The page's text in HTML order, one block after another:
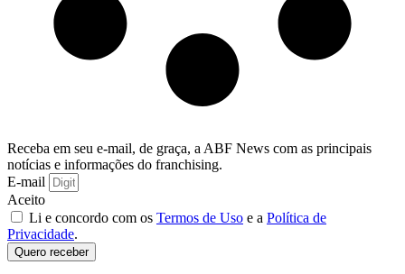
Receba em seu e-mail, de graça, a ABF News com as principais
notícias e informações do franchising.
E-mail
Aceito
Li e concordo com os Termos de Uso e a Política de
Privacidade.
Quero receber